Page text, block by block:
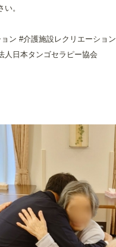
。
ン #介護施設レクリエーション
人日本タンゴセラピー協会